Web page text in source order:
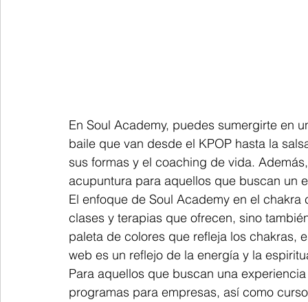
En Soul Academy, puedes sumergirte en
baile que van desde el KPOP hasta la
sus formas y el coaching de vida.
acupuntura para aquellos que buscan un
El enfoque de Soul Academy en el
clases y terapias que ofrecen, sino
paleta de colores que refleja los chakras,
web es un reflejo de la energía y la
Para aquellos que buscan una
programas para empresas, así como